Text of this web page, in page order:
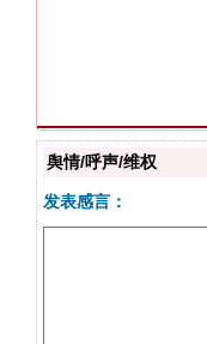
舆情/呼声/维权
发表感言：